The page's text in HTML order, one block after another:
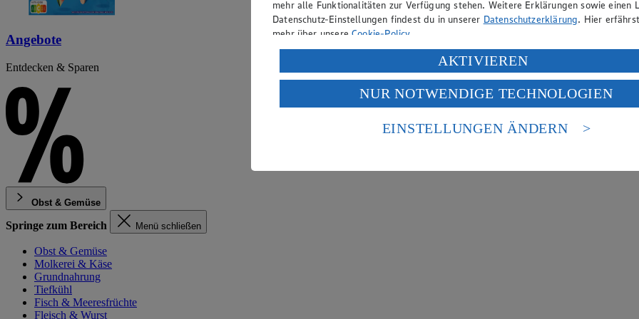
Angebote
Entdecken & Sparen
Obst & Gemüse
Springe zum Bereich Menü schließen
Obst & Gemüse
Molkerei & Käse
Grundnahrung
Tiefkühl
Fisch & Meeresfrüchte
Fleisch & Wurst
mehr alle Funktionalitäten zur Verfügung stehen. Weitere Erklärungen sowie einen
Datenschutz-Einstellungen findest du in unserer Datenschutzerklärung. Hier
mehr über unsereCookie-Policy.
Verarbeitung deiner personenbezogenen Daten in den USA durch Facebook und
Wenn du auf „Aktivieren“ klickst, willigst du im Sinne des Art. 49 Abs. 1 Satz 1 lit.
ein, dass deine Daten in den USA verarbeitet werden. Der EuGH sieht die USA als
einem nach europäischen Standards nicht angemessenen Datenschutzniveau an. Es
Risiko eines Zugriffs durch US-amerikanische Behörden.
AKTIVIEREN
NUR NOTWENDIGE TECHNOLOGIEN
EINSTELLUNGEN ÄNDERN